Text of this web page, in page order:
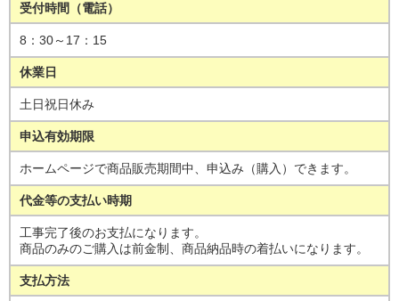
受付時間（電話）
8：30～17：15
休業日
土日祝日休み
申込有効期限
ホームページで商品販売期間中、申込み（購入）できます。
代金等の支払い時期
工事完了後のお支払になります。
商品のみのご購入は前金制、商品納品時の着払いになります。
支払方法